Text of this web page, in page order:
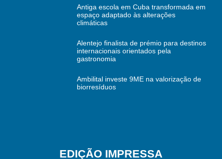
Antiga escola em Cuba transformada em
espaço adaptado às alterações
climáticas
Alentejo finalista de prémio para destinos
internacionais orientados pela
gastronomia
Ambilital investe 9ME na valorização de
biorresíduos
EDIÇÃO IMPRESSA